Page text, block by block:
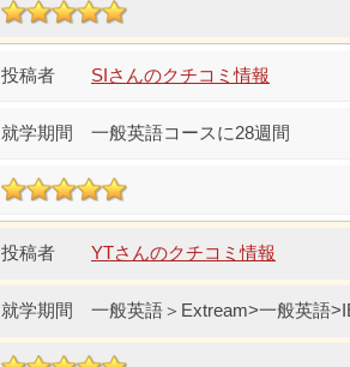
SIさんのクチコミ情報
一般英語コースに28週間
YTさんのクチコミ情報
一般英語＞Extream>一般英語